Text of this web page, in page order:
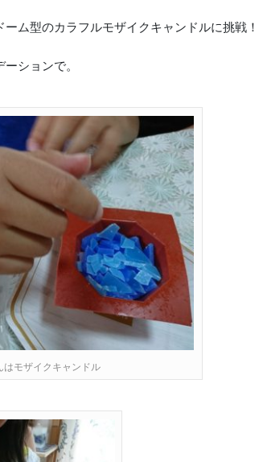
ム型のカラフルモザイクキャンドルに挑戦！
ションで。
はモザイクキャンドル